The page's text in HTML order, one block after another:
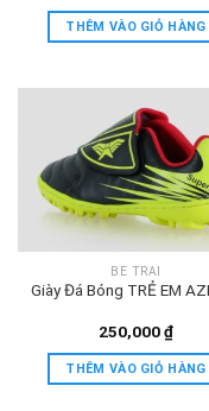
THÊM VÀO GIỎ HÀNG
BÉ TRAI
Giày Đá Bóng TRẺ EM
250,000₫
THÊM VÀO GIỎ HÀNG